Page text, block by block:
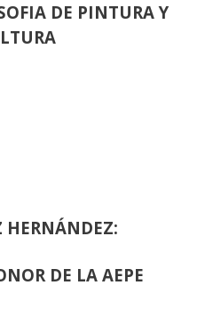
DE PINTURA Y
HERNÁNDEZ:
DE LA AEPE